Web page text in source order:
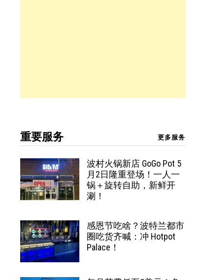
重要服务 更多服务
波村火锅新店 GoGo Pot 5
月2日隆重登场！一人一
锅＋旋转自助，新鲜开
涮！
感恩节吃啥？波特兰都市
圈吃货齐喊：冲 Hotpot
Palace！